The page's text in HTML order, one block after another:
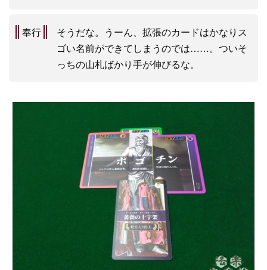
奉行
そうだな。うーん、拡張のカードはかなりス
ゴい名前ができてしまうのでは……。ついそ
っちの山札ばかり手が伸びるな。